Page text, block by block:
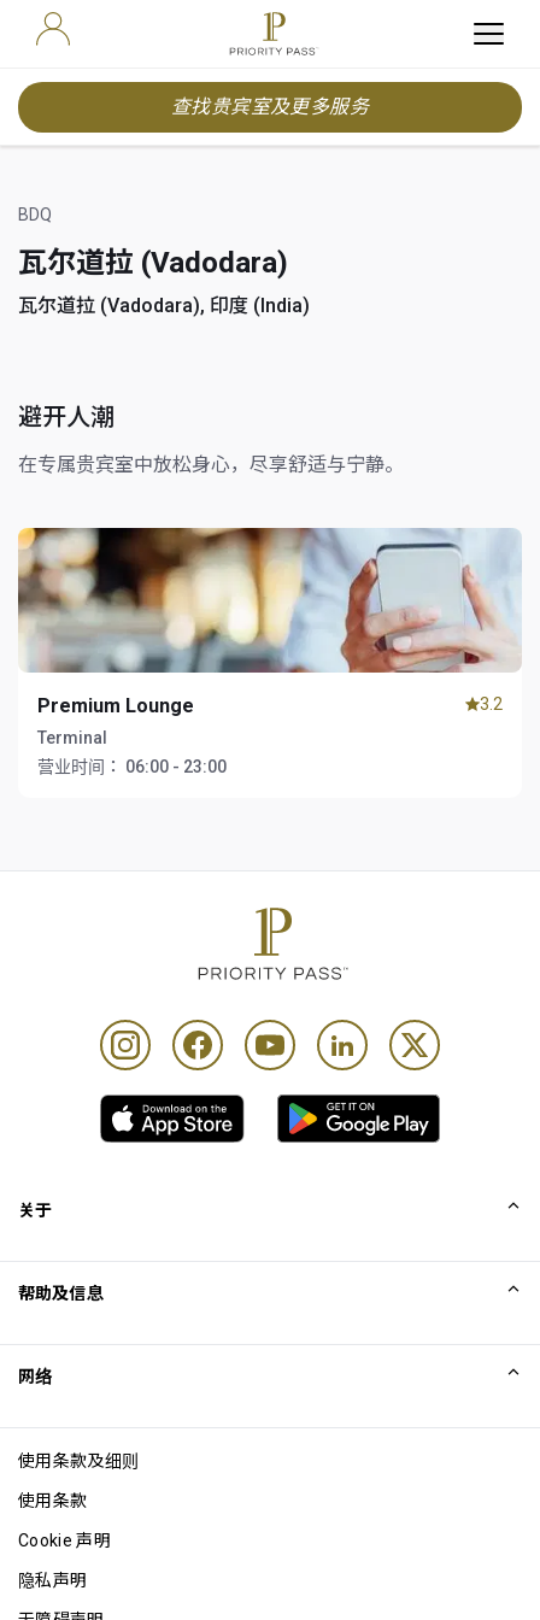
查找贵宾室及更多服务
BDQ
瓦尔道拉 (Vadodara)
瓦尔道拉 (Vadodara), 印度 (India)
避开人潮
在专属贵宾室中放松身心，尽享舒适与宁静。
Premium Lounge
Terminal
营业时间：
06:00 - 23:00
3.2
关于
Excellence Awards
博客
帮助及信息
网络
使用条款及细则
使用条款
Cookie 声明
隐私声明